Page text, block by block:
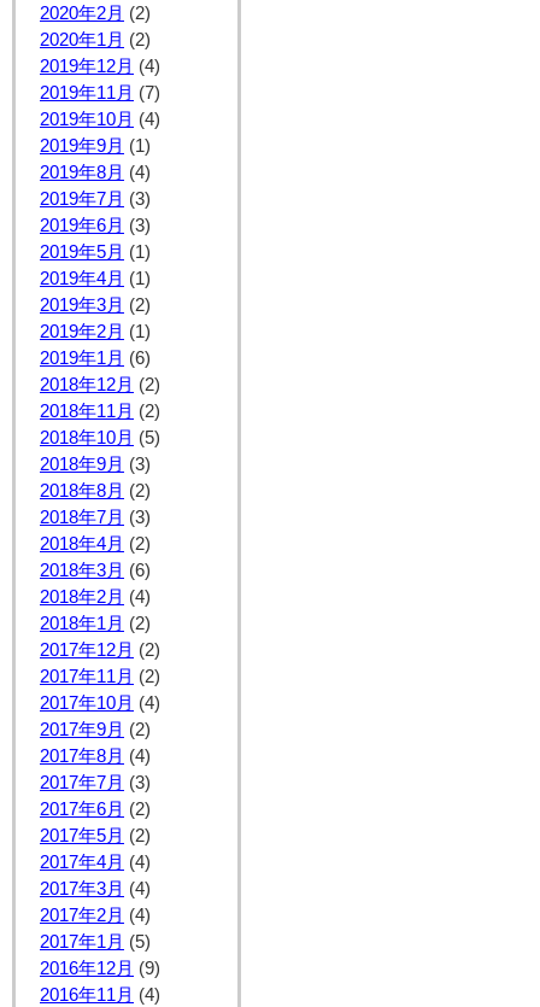
2020年2月 (2)
2020年1月 (2)
2019年12月 (4)
2019年11月 (7)
2019年10月 (4)
2019年9月 (1)
2019年8月 (4)
2019年7月 (3)
2019年6月 (3)
2019年5月 (1)
2019年4月 (1)
2019年3月 (2)
2019年2月 (1)
2019年1月 (6)
2018年12月 (2)
2018年11月 (2)
2018年10月 (5)
2018年9月 (3)
2018年8月 (2)
2018年7月 (3)
2018年4月 (2)
2018年3月 (6)
2018年2月 (4)
2018年1月 (2)
2017年12月 (2)
2017年11月 (2)
2017年10月 (4)
2017年9月 (2)
2017年8月 (4)
2017年7月 (3)
2017年6月 (2)
2017年5月 (2)
2017年4月 (4)
2017年3月 (4)
2017年2月 (4)
2017年1月 (5)
2016年12月 (9)
2016年11月 (4)